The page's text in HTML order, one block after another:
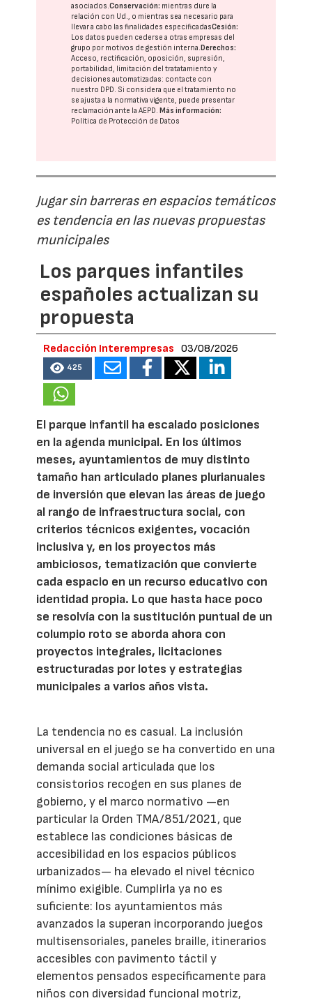
asociados.Conservación: mientras dure la
relación con Ud., o mientras sea necesario para
llevar a cabo las finalidades especificadasCesión:
Los datos pueden cederse a otras empresas del
grupo por motivos de gestión interna.Derechos:
Acceso, rectificación, oposición, supresión,
portabilidad, limitación del tratatamiento y
decisiones automatizadas: contacte con
nuestro DPD. Si considera que el tratamiento no
se ajusta a la normativa vigente, puede presentar
reclamación ante laAEPD.Más información:
Política de Protección de Datos
Jugar sin barreras en espacios temáticos
es tendencia en las nuevas propuestas
municipales
Los parques infantiles
españoles actualizan su
propuesta
Redacción Interempresas 03/08/2026
425
El parque infantil ha escalado posiciones
en la agenda municipal. En los últimos
meses, ayuntamientos de muy distinto
tamaño han articulado planes plurianuales
de inversión que elevan las áreas de juego
al rango de infraestructura social, con
criterios técnicos exigentes, vocación
inclusiva y, en los proyectos más
ambiciosos, tematización que convierte
cada espacio en un recurso educativo con
identidad propia. Lo que hasta hace poco
se resolvía con la sustitución puntual de un
columpio roto se aborda ahora con
proyectos integrales, licitaciones
estructuradas por lotes y estrategias
municipales a varios años vista.
La tendencia no es casual. La inclusión
universal en el juego se ha convertido en una
demanda social articulada que los
consistorios recogen en sus planes de
gobierno, y el marco normativo —en
particular la Orden TMA/851/2021, que
establece las condiciones básicas de
accesibilidad en los espacios públicos
urbanizados— ha elevado el nivel técnico
mínimo exigible. Cumplirla ya no es
suficiente: los ayuntamientos más
avanzados la superan incorporando juegos
multisensoriales, paneles braille, itinerarios
accesibles con pavimento táctil y
elementos pensados específicamente para
niños con diversidad funcional motriz,